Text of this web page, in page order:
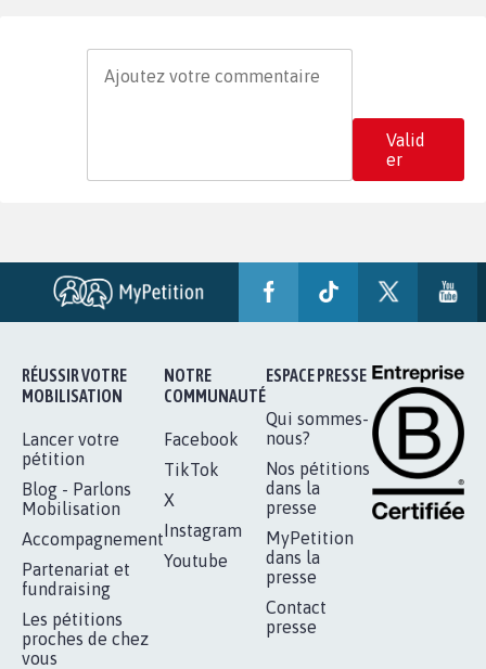
Valid
er
RÉUSSIR VOTRE
MOBILISATION
Lancer votre
pétition
Blog - Parlons
Mobilisation
Accompagnement
Partenariat et
fundraising
Les pétitions
proches de chez
vous
NOTRE
COMMUNAUTÉ
Facebook
TikTok
X
Instagram
Youtube
ESPACE PRESSE
Qui sommes-
nous?
Nos pétitions
dans la
presse
MyPetition
dans la
presse
Contact
presse